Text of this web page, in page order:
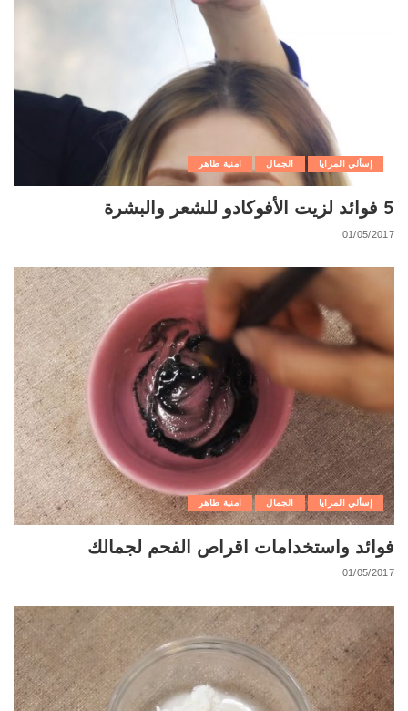
إسألي المرايا الجمال امنية طاهر
5 فوائد لزيت الأفوكادو للشعر والبشرة
01/05/2017
إسألي المرايا الجمال امنية طاهر
فوائد واستخدامات اقراص الفحم لجمالك
01/05/2017